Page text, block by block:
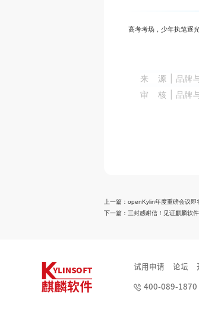
高考考场，少年执笔逐
来 源
| 品牌
审 核 | 品牌
上一篇： openKylin年度重磅会议即
下一篇： 三封感谢信！见证麒麟软
试用申请 论坛
400-089-1870